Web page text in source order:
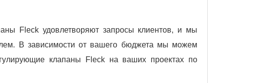
Fleck удовлетворяют запросы клиентов, и мы
В зависимости от вашего бюджета мы можем
клапаны Fleck на ваших проектах по